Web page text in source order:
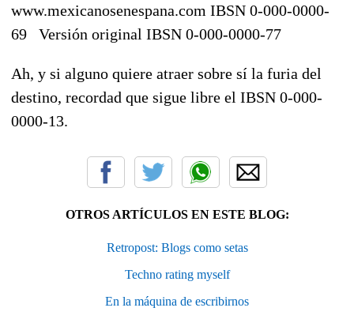
www.mexicanosenespana.com IBSN 0-000-0000-
69
Versión original IBSN 0-000-0000-77
Ah, y si alguno quiere atraer sobre sí la furia del
destino, recordad que sigue libre el IBSN 0-000-
0000-13.
OTROS ARTÍCULOS EN ESTE BLOG:
Retropost: Blogs como setas
Techno rating myself
En la máquina de escribirnos